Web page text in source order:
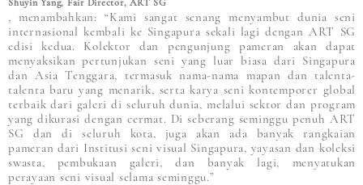
, menambahkan: “Kami sangat senang menyambut dunia seni
internasional kembali ke Singapura sekali lagi dengan ART SG
edisi kedua. Kolektor dan pengunjung pameran akan dapat
menyaksikan pertunjukan seni yang luar biasa dari Singapura
dan Asia Tenggara, termasuk nama-nama mapan dan talenta-
talenta baru yang menarik, serta karya seni kontemporer global
terbaik dari galeri di seluruh dunia, melalui sektor dan program
yang dikurasi dengan cermat. Di seberang seminggu penuh ART
SG dan di seluruh kota, juga akan ada banyak rangkaian
pameran dari Institusi seni visual Singapura, yayasan dan koleksi
swasta, pembukaan galeri, dan banyak lagi, menyatukan
perayaan seni visual selama seminggu.”